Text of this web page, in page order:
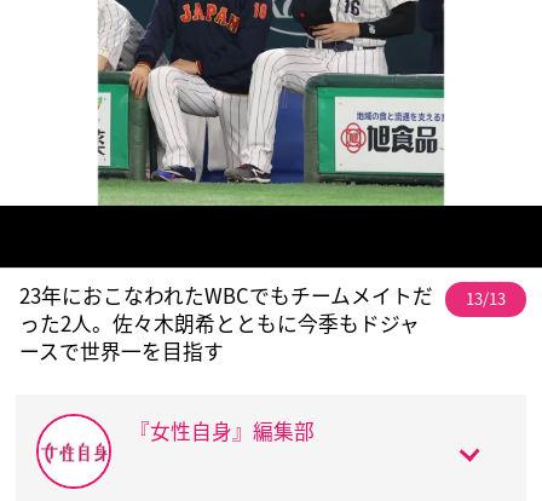
23年におこなわれたWBCでもチームメイトだ
った2人。佐々木朗希とともに今季もドジャ
ースで世界一を目指す
13/13
『女性自身』編集部